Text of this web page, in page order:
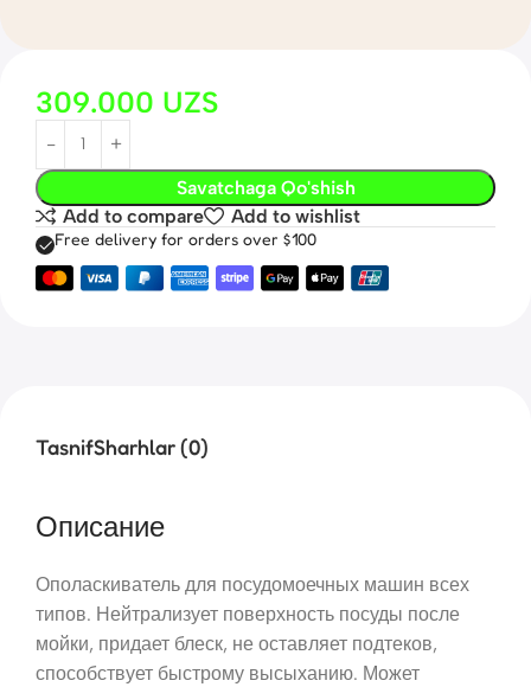
309.000 UZS
Savatchaga Qo'shish
Add to compare
Add to wishlist
Free delivery for orders over $100
TasnifSharhlar (0)
Описание
Ополаскиватель для посудомоечных машин всех
типов. Нейтрализует поверхность посуды после
мойки, придает блеск, не оставляет подтеков,
способствует быстрому высыханию. Может